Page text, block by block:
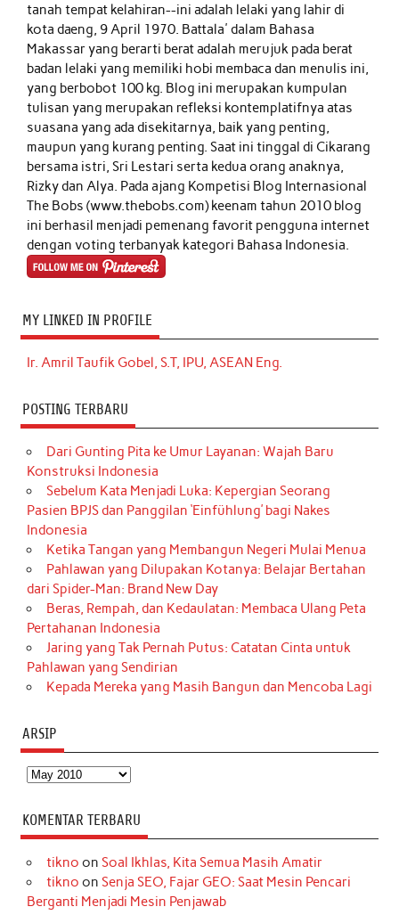
tanah tempat kelahiran--ini adalah lelaki yang lahir di
kota daeng, 9 April 1970. Battala' dalam Bahasa
Makassar yang berarti berat adalah merujuk pada berat
badan lelaki yang memiliki hobi membaca dan menulis ini,
yang berbobot 100 kg. Blog ini merupakan kumpulan
tulisan yang merupakan refleksi kontemplatifnya atas
suasana yang ada disekitarnya, baik yang penting,
maupun yang kurang penting. Saat ini tinggal di Cikarang
bersama istri, Sri Lestari serta kedua orang anaknya,
Rizky dan Alya. Pada ajang Kompetisi Blog Internasional
The Bobs (www.thebobs.com) keenam tahun 2010 blog
ini berhasil menjadi pemenang favorit pengguna internet
dengan voting terbanyak kategori Bahasa Indonesia.
MY LINKED IN PROFILE
Ir. Amril Taufik Gobel, S.T, IPU, ASEAN Eng.
POSTING TERBARU
Dari Gunting Pita ke Umur Layanan: Wajah Baru
Konstruksi Indonesia
Sebelum Kata Menjadi Luka: Kepergian Seorang
Pasien BPJS dan Panggilan ‘Einfühlung’ bagi Nakes
Indonesia
Ketika Tangan yang Membangun Negeri Mulai Menua
Pahlawan yang Dilupakan Kotanya: Belajar Bertahan
dari Spider-Man: Brand New Day
Beras, Rempah, dan Kedaulatan: Membaca Ulang Peta
Pertahanan Indonesia
Jaring yang Tak Pernah Putus: Catatan Cinta untuk
Pahlawan yang Sendirian
Kepada Mereka yang Masih Bangun dan Mencoba Lagi
ARSIP
Arsip
KOMENTAR TERBARU
tikno on Soal Ikhlas, Kita Semua Masih Amatir
tikno on Senja SEO, Fajar GEO: Saat Mesin Pencari
Berganti Menjadi Mesin Penjawab